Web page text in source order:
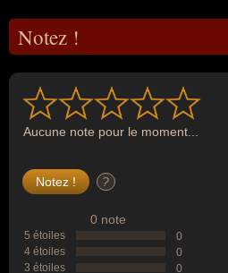
Notez !
Aucune note pour le moment...
?
0 note
5 étoiles
0
4 étoiles
0
3 étoiles
0